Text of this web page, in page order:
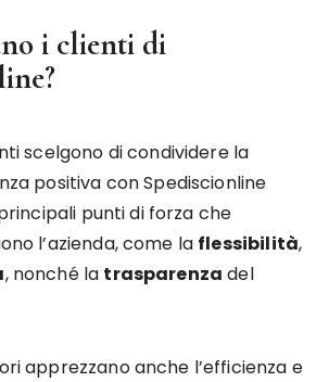
i clienti di
scelgono di condividere la
positiva con Spediscionline
punti di forza che
l’azienda, come la flessibilità,
, nonché la trasparenza del
apprezzano anche l’efficienza e